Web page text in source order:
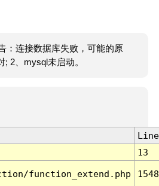
：连接数据库失败，可能的原
; 2、mysql未启动。
Line
13
function_extend.php 1548